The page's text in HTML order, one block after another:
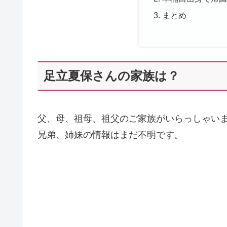
まとめ
足立夏保さんの家族は？
父、母、祖母、祖父のご家族がいらっしゃい
兄弟、姉妹の情報はまだ不明です。